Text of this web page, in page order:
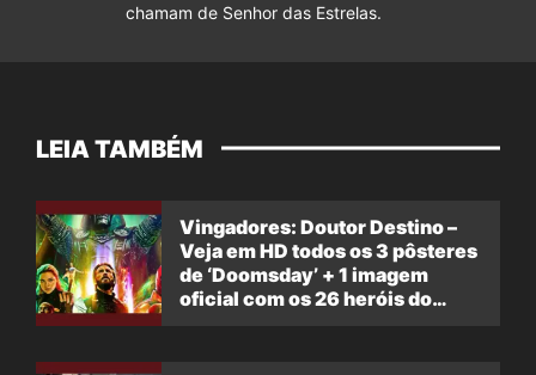
chamam de Senhor das Estrelas.
LEIA TAMBÉM
Vingadores: Doutor Destino –
Veja em HD todos os 3 pôsteres
de ‘Doomsday’ + 1 imagem
oficial com os 26 heróis do